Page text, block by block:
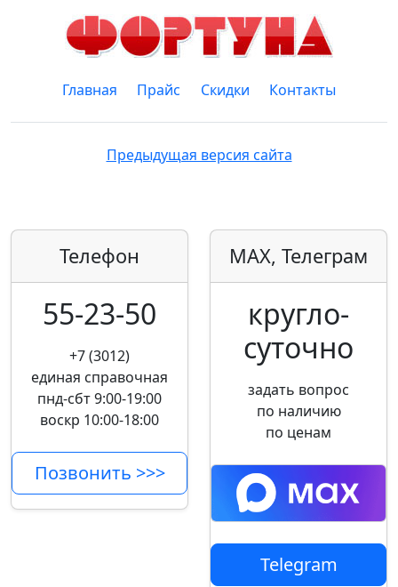
Главная Прайс Скидки Контакты
Предыдущая версия сайта
Телефон
55-23-50
+7 (3012)
единая справочная
пнд-сбт 9:00-19:00
воскр 10:00-18:00
Позвонить >>>
MAX, Телеграм
кругло­
суточно
задать вопрос
по наличию
по ценам
Telegram